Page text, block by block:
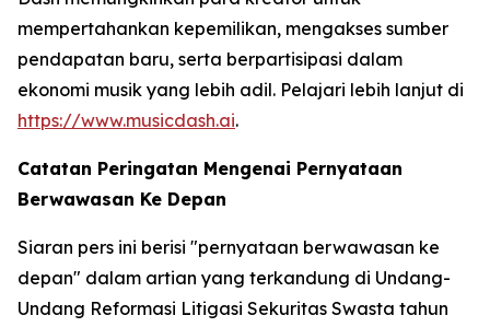
mempertahankan kepemilikan, mengakses sumber
pendapatan baru, serta berpartisipasi dalam
ekonomi musik yang lebih adil. Pelajari lebih lanjut di
https://www.musicdash.ai.
Catatan Peringatan Mengenai Pernyataan
Berwawasan Ke Depan
Siaran pers ini berisi "pernyataan berwawasan ke
depan" dalam artian yang terkandung di Undang-
Undang Reformasi Litigasi Sekuritas Swasta tahun